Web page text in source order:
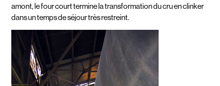
amont, le four court termine la transformation du cru en clinker
dans un temps de séjour très restreint.